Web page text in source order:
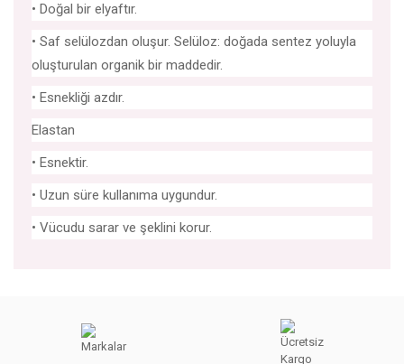
• Doğal bir elyaftır.
• Saf selülozdan oluşur. Selüloz: doğada sentez yoluyla
oluşturulan organik bir maddedir.
• Esnekliği azdır.
Elastan
• Esnektir.
• Uzun süre kullanıma uygundur.
• Vücudu sarar ve şeklini korur.
kullanarak tarafımıza iletebilirsiniz.
Görüş ve önerileriniz için teşekkür ederiz.